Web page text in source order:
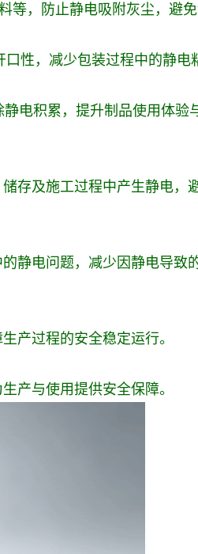
等，防止静电吸附灰尘，避
口性，减少包装过程中的静
电积累，提升制品使用体验
存及施工过程中产生静电，
静电问题，减少因静电导致
产过程的安全稳定运行。
产与使用提供安全保障。